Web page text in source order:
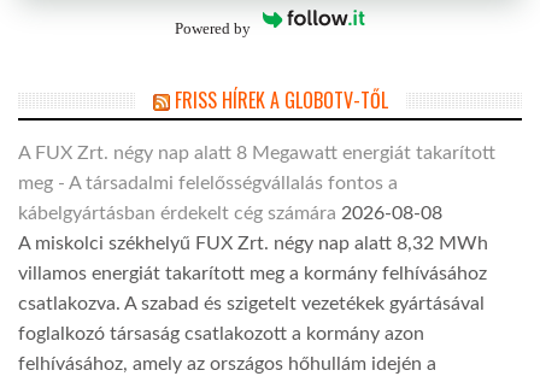
Powered by
FRISS HÍREK A GLOBOTV-TŐL
A FUX Zrt. négy nap alatt 8 Megawatt energiát takarított
meg - A társadalmi felelősségvállalás fontos a
kábelgyártásban érdekelt cég számára 2026-08-08
A miskolci székhelyű FUX Zrt. négy nap alatt 8,32 MWh
villamos energiát takarított meg a kormány felhívásához
csatlakozva. A szabad és szigetelt vezetékek gyártásával
foglalkozó társaság csatlakozott a kormány azon
felhívásához, amely az országos hőhullám idején a